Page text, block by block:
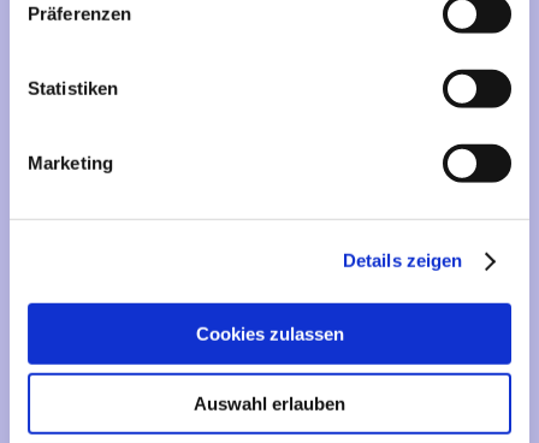
Präferenzen
Statistiken
Marketing
Details zeigen
Cookies zulassen
Auswahl erlauben
Vertrag widerrufen
Informationen
Liefer- und Versandkosten
Impressum
Sitemap